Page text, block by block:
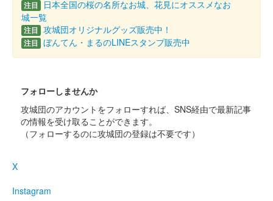
令和6年9月8日に開催された御城印合戦in福知山のいわつき武者
の倉〜関東友城出展プロジェクト〜のブースにて販売された御城
印。40枚限定
小幡城 御城印
文字はぐんま特使でお習字アイドルのめんこいガールズさんが担
当。
小幡城 御城印
販売終了
注目
日本全国の桜の名所なお城、花見にオススメなお
城一覧
注目 攻城団オリジナルグッズ販売中！
注目 ぼんてん・まるのLINEスタンプ販売中
フォローしませんか
攻城団のアカウントをフォローすれば、SNS経由で最新記事
の情報を受け取ることができます。
（フォローするのに攻城団の登録は不要です）
X
Instagram